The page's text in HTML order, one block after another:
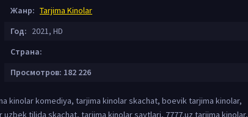
Жанр: Tarjima Kinolar
Год: 2021, HD
Страна:
Просмотров: 182 226
kinolar komediya, tarjima kinolar skachat, boevik tarjima kinolar,
uzbek tilida skachat, tarjima kinolar saytlari, 7777.uz tarjima kinolar,